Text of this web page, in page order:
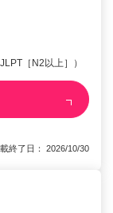
［N2以上］）
終了日： 2026/10/30